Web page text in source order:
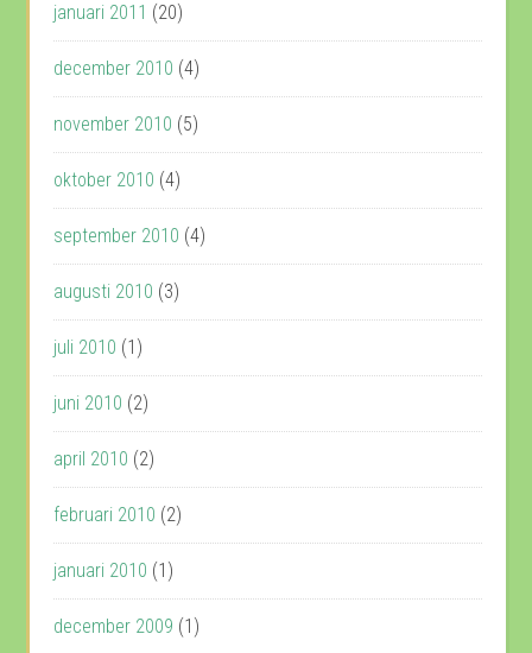
januari 2011 (20)
december 2010 (4)
november 2010 (5)
oktober 2010 (4)
september 2010 (4)
augusti 2010 (3)
juli 2010 (1)
juni 2010 (2)
april 2010 (2)
februari 2010 (2)
januari 2010 (1)
december 2009 (1)